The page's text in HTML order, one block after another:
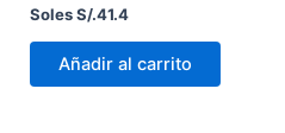
Soles S/.41.4
Añadir al carrito